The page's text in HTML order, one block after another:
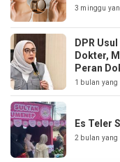
3 minggu
DPR
Dokter,
Peran
1 bulan yang
Es Teler
2 bulan yang